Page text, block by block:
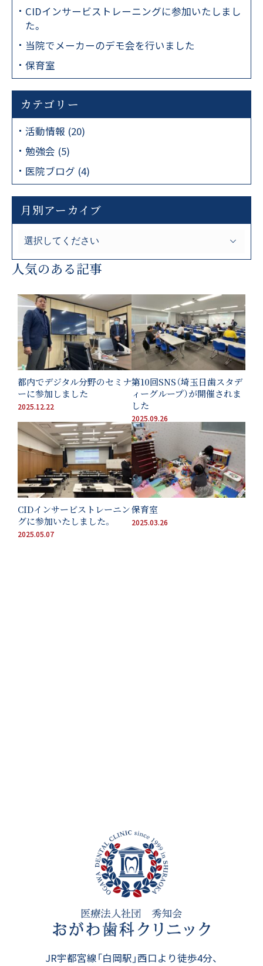
CIDインサービストレーニングに参加いたしまし
た。
当院でメーカーのデモ会を行いました
保育室
カテゴリー
活動情報 (20)
勉強会 (5)
医院ブログ (4)
月別アーカイブ
人気のある記事
都内でデジタル分野のセミナ
ーに参加しました
2025.12.22
第10回SNS（埼玉日歯スタデ
ィーグループ）が開催されま
した
2025.09.26
CIDインサービストレーニン
グに参加いたしました。
2025.05.07
保育室
2025.03.26
JR宇都宮線「白岡駅」西口より徒歩4分、
必要となりますので必ずお控えください。
1 まず医院コードをコピー
コピーする
2 LINE友だち追加